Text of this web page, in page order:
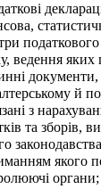
ведення
й
з
та зборів,
якого
органи;